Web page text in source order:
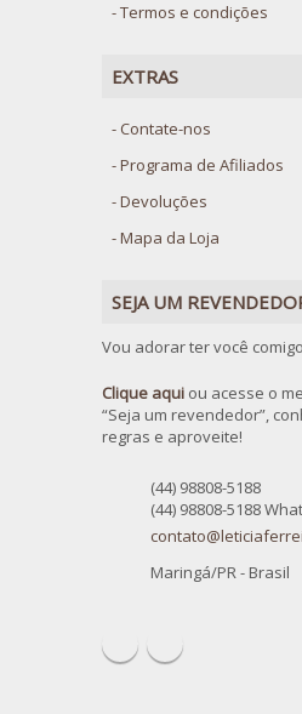
Termos e condições
EXTRAS
Contate-nos
Programa de Afiliados
Devoluções
Mapa da Loja
SEJA UM
Vou adorar ter você
Clique aqui ou acesse o
“Seja um revendedor”,
regras e aproveite!
(44) 98808-5188
(44) 98808-5188
Maringá/PR - Brasil